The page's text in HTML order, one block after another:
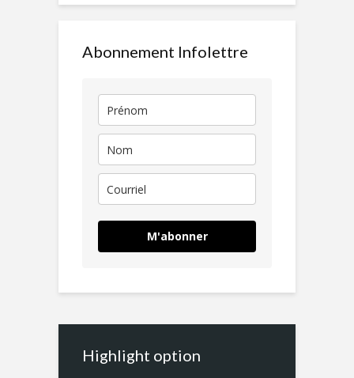
Abonnement Infolettre
M'abonner
Highlight option